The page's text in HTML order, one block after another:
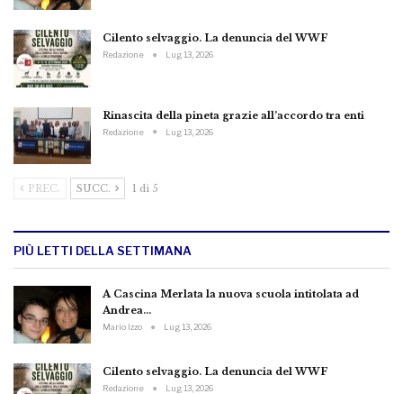
Cilento selvaggio. La denuncia del WWF
Redazione Lug 13, 2026
Rinascita della pineta grazie all’accordo tra enti
Redazione Lug 13, 2026
PREC. SUCC. 1 di 5
PIÙ LETTI DELLA SETTIMANA
A Cascina Merlata la nuova scuola intitolata ad
Andrea…
Mario Izzo Lug 13, 2026
Cilento selvaggio. La denuncia del WWF
Redazione Lug 13, 2026